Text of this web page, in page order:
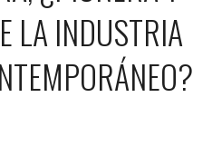
LA INDUSTRIA